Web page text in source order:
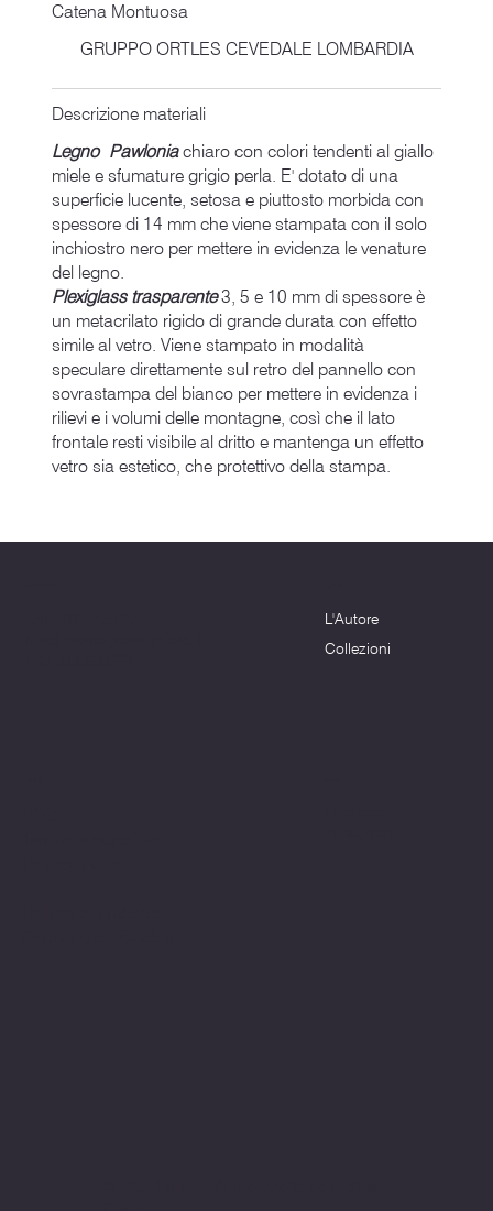
Catena Montuosa
GRUPPO ORTLES CEVEDALE LOMBARDIA
Descrizione materiali
Legno Pawloniachiaro con colori tendenti al giallo
miele e sfumature grigio perla. E' dotato di una
superficie lucente, setosa e piuttosto morbida con
spessore di 14 mm che viene stampata con il solo
inchiostro nero per mettere in evidenza le venature
del legno.
Plexiglass trasparente3, 5 e 10 mm di spessore è
un metacrilato rigido di grande durata con effetto
simile al vetro. Viene stampato in modalità
speculare direttamente sul retro del pannello con
sovrastampa del bianco per mettere in evidenza i
rilievi e i volumi delle montagne, così che il lato
frontale resti visibile al dritto e mantenga un effetto
vetro sia estetico, che protettivo della stampa.
L'Autore
Collezioni